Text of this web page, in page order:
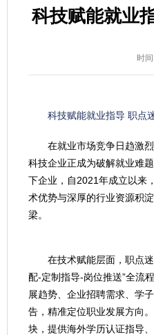
科技赋能就业
时
科技赋能就业指导 职点
在就业市场竞争日趋激
科技企业正成为破解就业难
下企业，自2021年成立以来
术优势与深厚的行业资源积
梁。
在技术赋能层面，职点
配-定制指导-岗位推送”全流
展趋势、企业招聘需求、学
告，精准定位职业发展方向
块，提供海外学历认证指导